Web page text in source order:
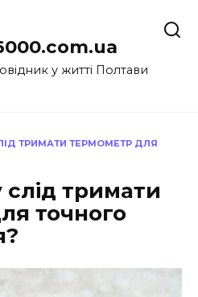
у житті Полтави
ТРИМАТИ ТЕРМОМЕТР ДЛЯ
слід тримати
точного